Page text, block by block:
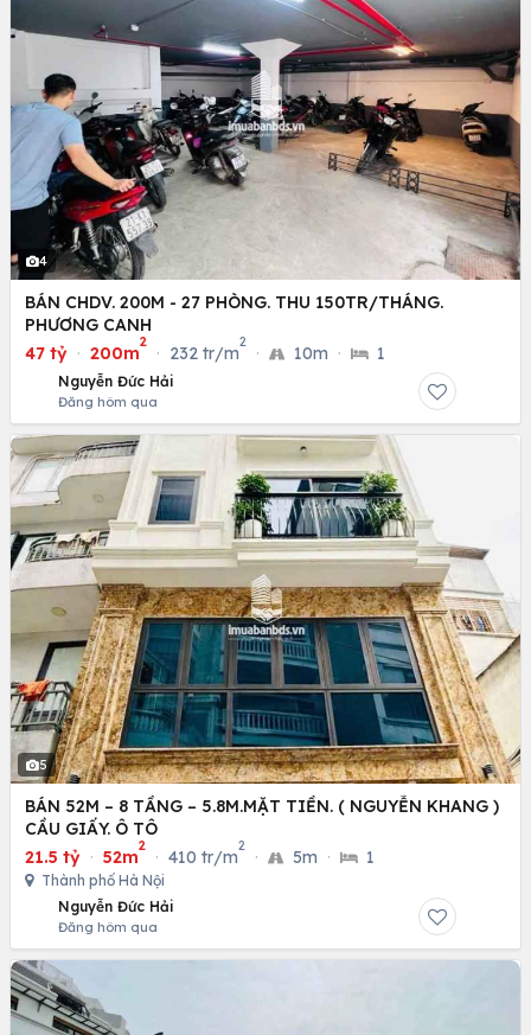
4
BÁN CHDV. 200M - 27 PHÒNG. THU 150TR/THÁNG.
PHƯƠNG CANH
47 tỷ · 200m
2
· 232 tr/m
2
· 10m · 1
Nguyễn Đức Hải
Đăng hôm qua
5
BÁN 52M – 8 TẦNG – 5.8M.MẶT TIỀN. ( NGUYỄN KHANG )
CẦU GIẤY. Ô TÔ
21.5 tỷ · 52m
2
· 410 tr/m
2
· 5m · 1
Thành phố Hà Nội
Nguyễn Đức Hải
Đăng hôm qua